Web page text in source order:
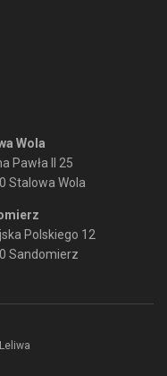
Wola
Pawła II 25
Stalowa Wola
Polskiego 12
Sandomierz